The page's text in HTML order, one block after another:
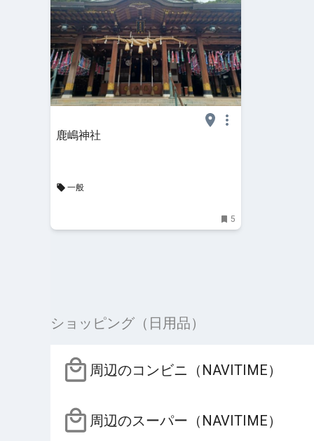
鹿嶋神社
一般
5
ショッピング（日用品）
周辺のコンビニ（NAVITIME）
周辺のスーパー（NAVITIME）